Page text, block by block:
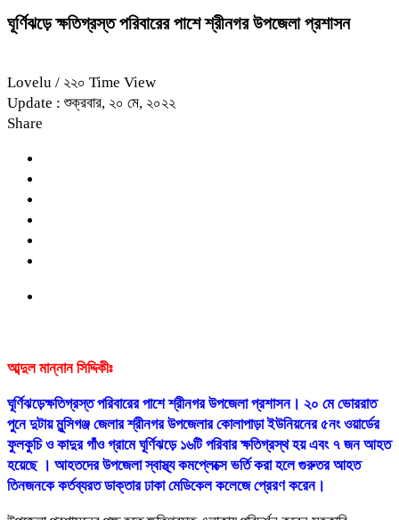
ঘূর্ণিঝড়ে ক্ষতিগ্রস্ত পরিবারের পাশে শ্রীনগর উপজেলা প্রশাসন
Lovelu / ২২০ Time View
Update : শুক্রবার, ২০ মে, ২০২২
Share
আব্দুল মান্নান সিদ্দিকীঃ
ঘূর্ণিঝড়েক্ষতিগ্রস্ত পরিবারের পাশে শ্রীনগর উপজেলা প্রশাসন। ২০ মে ভোররাত
পুনে দুটায় মুন্সিগঞ্জ জেলার শ্রীনগর উপজেলার কোলাপাড়া ইউনিয়নের ৫নং ওয়ার্ডের
ফুলকুচি ও কাদুর গাঁও গ্রামে ঘূর্ণিঝড়ে ১৬টি পরিবার ক্ষতিগ্রস্থ হয় এবং ৭ জন আহত
হয়েছে । আহতদের উপজেলা স্বাস্থ্য কমপ্লেক্সে ভর্তি করা হলে গুরুতর আহত
তিনজনকে কর্তব্যরত ডাক্তার ঢাকা মেডিকেল কলেজে প্রেরণ করেন।